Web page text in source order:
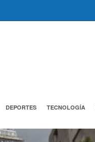
DEPORTES TECNOLOGÍA